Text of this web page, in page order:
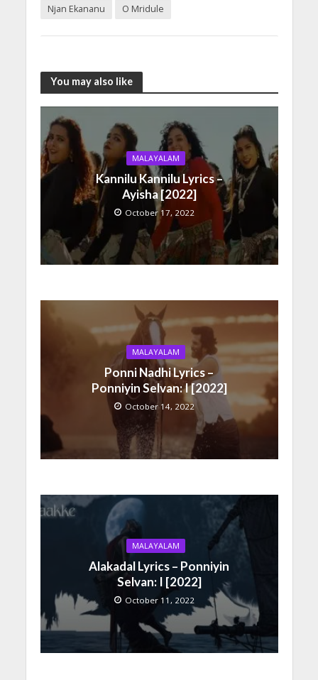
Njan Ekananu
O Mridule
You may also like
MALAYALAM
Kannilu Kannilu Lyrics –
Ayisha [2022]
October 17, 2022
MALAYALAM
Ponni Nadhi Lyrics –
Ponniyin Selvan: I [2022]
October 14, 2022
MALAYALAM
Alakadal Lyrics – Ponniyin
Selvan: I [2022]
October 11, 2022